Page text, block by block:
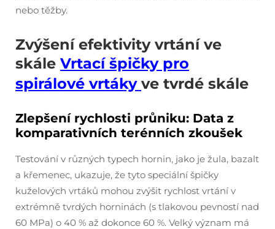
nebo těžby.
Zvýšení efektivity vrtání ve
skále Vrtací špičky pro
spirálové vrtáky ve tvrdé skále
Zlepšení rychlosti průniku: Data z
komparativních terénních zkoušek
Testování v různých typech hornin, jako je žula, bazalt
a křemenec, ukazuje, že tyto speciální špičky
kuželových vrtáků mohou zvýšit rychlost vrtání v
extrémně tvrdých horninách (s tlakovou pevností nad
60 MPa) o 40 % až dokonce 60 %. Velký význam má